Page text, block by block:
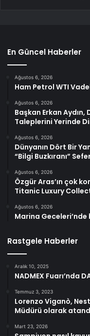
En Güncel Haberler
Ağustos 6, 2026
Ham Petrol WTI
Ağustos 6, 2026
Başkan Erkan
Taleplerini Yerinde
Ağustos 6, 2026
Dünyanın Dört Bir
“Bilgi Buzkıranı”
Ağustos 6, 2026
Özgür Aras’ın çok
Titanic Luxury
Ağustos 6, 2026
Marina
Rastgele Haberler
Aralık 10, 2025
NADMEX Fuarı’nda
Temmuz 3, 2023
Lorenzo Viganò,
Müdürü olarak
Mart 23, 2026